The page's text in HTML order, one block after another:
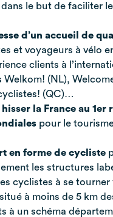
le but de faciliter
d’un accueil de
et voyageurs à vélo
clients à
Welkom! (NL),
(QC)…
la France au 1er
pour le
en forme de cycliste
les structures
cyclistes à se tourner
à moins de 5 km
à un schéma